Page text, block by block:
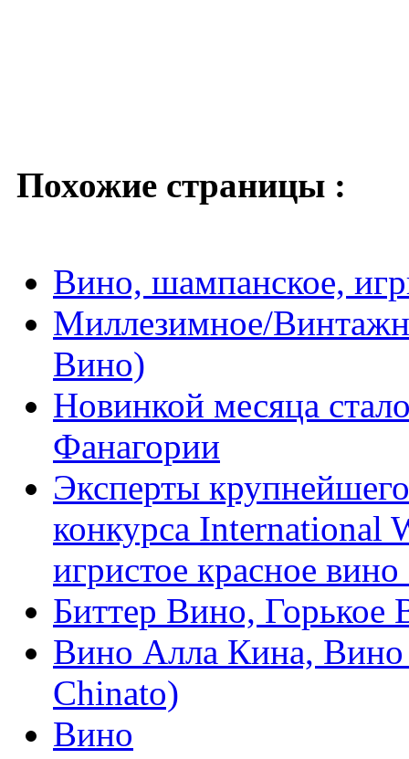
Похожие страницы :
Вино, шампанское,
Миллезимное/
Вино)
Новинкой месяца
Фанагории
Эксперты
конкурса International
игристое красное
Биттер Вино,
Вино Алла Кина,
Chinato)
Вино